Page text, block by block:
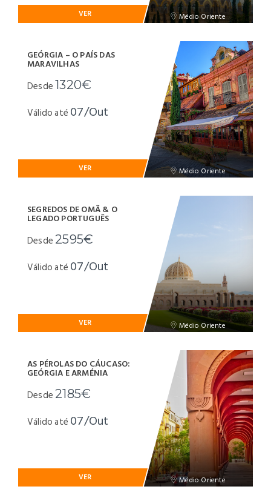
Médio Oriente
VER
Médio Oriente
GEÓRGIA – O PAÍS DAS
MARAVILHAS
Desde1320€
Válido até 07/Out
VER
Médio Oriente
SEGREDOS DE OMÃ & O
LEGADO PORTUGUÊS
Desde 2595€
Válido até 07/Out
VER
Médio Oriente
AS PÉROLAS DO CÁUCASO:
GEÓRGIA E ARMÉNIA
Desde 2185€
Válido até 07/Out
VER